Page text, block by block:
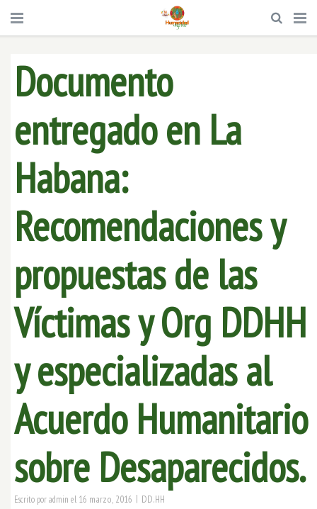
Documento
entregado en La
Habana:
Recomendaciones y
propuestas de las
Víctimas y Org DDHH
y especializadas al
Acuerdo Humanitario
sobre Desaparecidos.
Escrito poradmin el 16 marzo, 2016 | DD.HH